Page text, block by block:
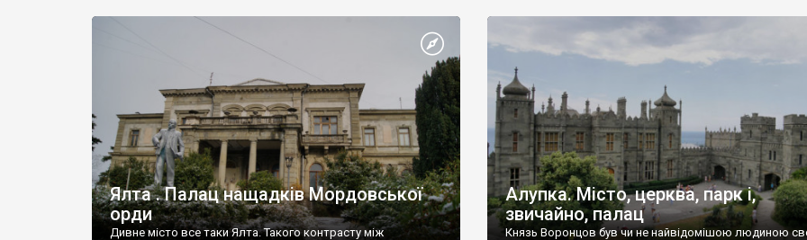
Ялта . Палац нащадків Мордовської
орди
Дивне місто все таки Ялта. Такого контрасту між
Алупка. Місто, церква, парк і,
звичайно, палац
Князь Воронцов був чи не найвідомішою людиною